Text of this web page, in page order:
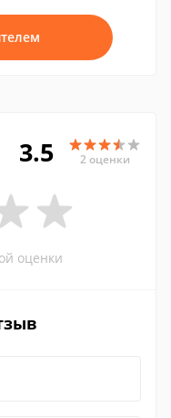
3.5 2 оценки
оценки